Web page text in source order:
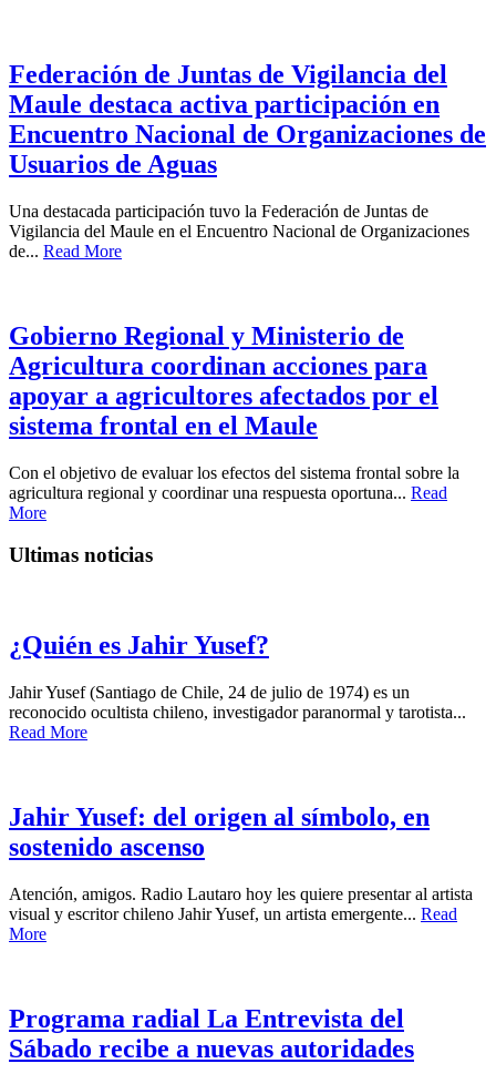
Federación de Juntas de Vigilancia del
Maule destaca activa participación en
Encuentro Nacional de Organizaciones de
Usuarios de Aguas
Una destacada participación tuvo la Federación de Juntas de
Vigilancia del Maule en el Encuentro Nacional de Organizaciones
de... Read More
Gobierno Regional y Ministerio de
Agricultura coordinan acciones para
apoyar a agricultores afectados por el
sistema frontal en el Maule
Con el objetivo de evaluar los efectos del sistema frontal sobre la
agricultura regional y coordinar una respuesta oportuna... Read
More
Ultimas noticias
¿Quién es Jahir Yusef?
Jahir Yusef (Santiago de Chile, 24 de julio de 1974) es un
reconocido ocultista chileno, investigador paranormal y tarotista...
Read More
Jahir Yusef: del origen al símbolo, en
sostenido ascenso
Atención, amigos. Radio Lautaro hoy les quiere presentar al artista
visual y escritor chileno Jahir Yusef, un artista emergente... Read
More
Programa radial La Entrevista del
Sábado recibe a nuevas autoridades